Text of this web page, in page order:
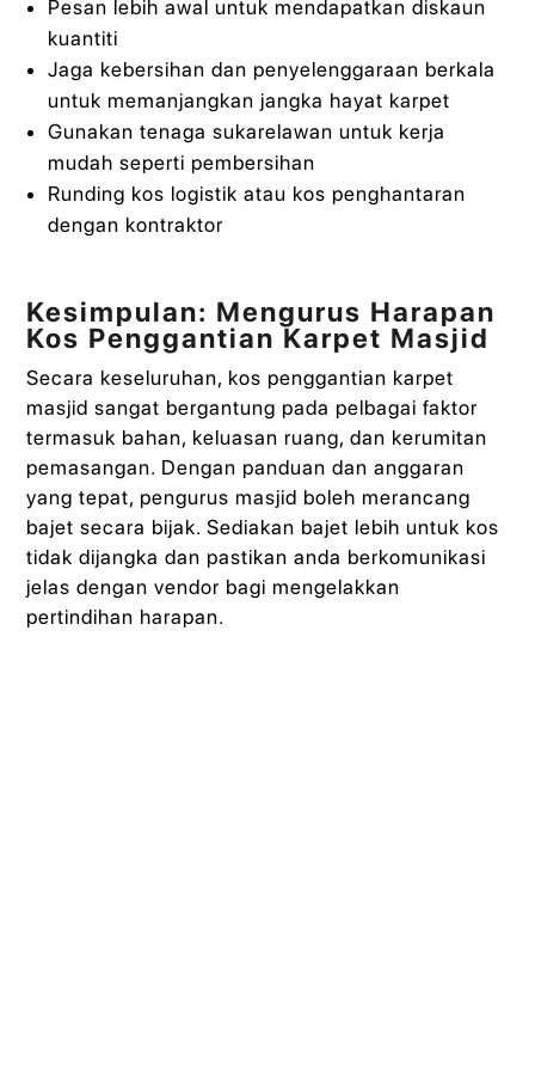
Pesan lebih awal untuk mendapatkan diskaun
kuantiti
Jaga kebersihan dan penyelenggaraan berkala
untuk memanjangkan jangka hayat karpet
Gunakan tenaga sukarelawan untuk kerja
mudah seperti pembersihan
Runding kos logistik atau kos penghantaran
dengan kontraktor
Kesimpulan: Mengurus Harapan
Kos Penggantian Karpet Masjid
Secara keseluruhan, kos penggantian karpet
masjid sangat bergantung pada pelbagai faktor
termasuk bahan, keluasan ruang, dan kerumitan
pemasangan. Dengan panduan dan anggaran
yang tepat, pengurus masjid boleh merancang
bajet secara bijak. Sediakan bajet lebih untuk kos
tidak dijangka dan pastikan anda berkomunikasi
jelas dengan vendor bagi mengelakkan
pertindihan harapan.